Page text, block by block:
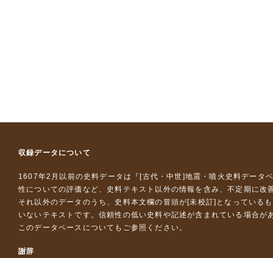
収録データについて
1607年2月以前の史料データは『 [古代・中世]地震・噴火史料データ
性についての評価など、史料テキスト以外の情報を含み、不定期に改
それ以外のデータのうち、史料本文欄の冒頭が[未校訂]となっている
いないテキストです。信頼性の低い史料や記述が含まれている場合が
このデータベースについて もご参照ください。
謝辞